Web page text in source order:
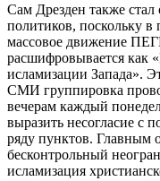
Сам Дрезден также
политиков, поскольку
массовое движение
расшифровывается как
исламизации Запада».
СМИ группировка
вечерам каждый
выразить несогласие с
ряду пунктов. Главным
бесконтрольный
исламизация